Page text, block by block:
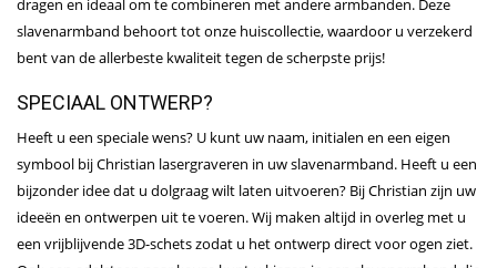
dragen en ideaal om te combineren met andere armbanden. Deze
slavenarmband behoort tot onze huiscollectie, waardoor u verzekerd
bent van de allerbeste kwaliteit tegen de scherpste prijs!
SPECIAAL ONTWERP?
Heeft u een speciale wens? U kunt uw naam, initialen en een eigen
symbool bij Christian lasergraveren in uw slavenarmband. Heeft u een
bijzonder idee dat u dolgraag wilt laten uitvoeren? Bij Christian zijn uw
ideeën en ontwerpen uit te voeren. Wij maken altijd in overleg met u
een vrijblijvende 3D-schets zodat u het ontwerp direct voor ogen ziet.